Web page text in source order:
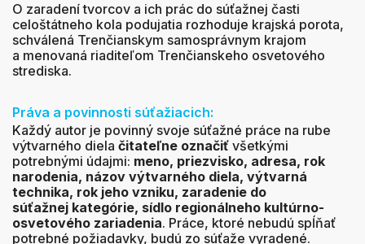
O zaradení tvorcov a ich prác do súťažnej časti
celoštátneho kola podujatia rozhoduje krajská porota,
schválená Trenčianskym samosprávnym krajom
a menovaná riaditeľom Trenčianskeho osvetového
strediska.
Práva a povinnosti súťažiacich:
Každý autor je povinný svoje súťažné práce na rube
výtvarného diela čitateľne označiť všetkými
potrebnými údajmi: meno, priezvisko, adresa, rok
narodenia, názov výtvarného diela, výtvarná
technika, rok jeho vzniku, zaradenie do
súťažnej kategórie, sídlo regionálneho kultúrno-
osvetového zariadenia. Práce, ktoré nebudú spĺňať
potrebné požiadavky, budú zo súťaže vyradené.